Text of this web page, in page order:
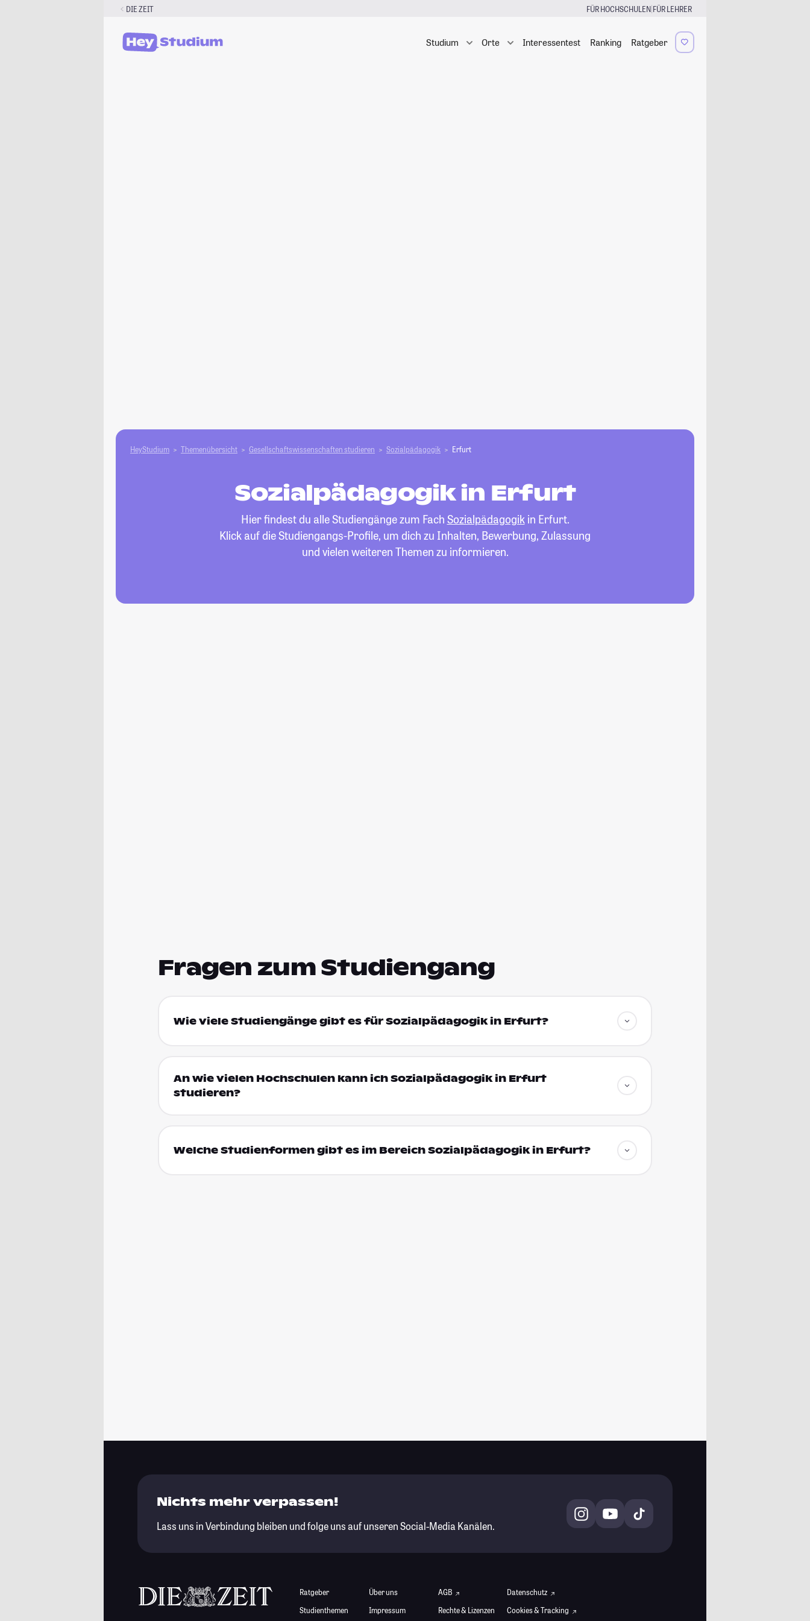
DIE ZEIT FÜR HOCHSCHULEN|FÜR LEHRER
Studium Orte Interessentest Ranking Ratgeber
HeyStudium Themenübersicht Gesellschafts­­wissenschaften studieren Sozialpädagogik Erfurt
Sozialpädagogik in Erfurt
Hier findest du alle Studiengänge zum Fach Sozialpädagogikin Erfurt.
Klick auf die Studiengangs-Profile, um dich zu Inhalten, Bewerbung, Zulassung
und vielen weiteren Themen zu informieren.
Fragen zum Studiengang
Wie viele Studiengänge gibt es für Sozialpädagogik in Erfurt?
An wie vielen Hochschulen kann ich Sozialpädagogik in Erfurt
studieren?
Welche Studienformen gibt es im Bereich Sozialpädagogik in Erfurt?
Nichts mehr verpassen!
Lass uns in Verbindung bleiben und folge uns auf unseren Social-Media Kanälen.
Ratgeber
Studienthemen
Über uns
Impressum
AGB
Rechte & Lizenzen
Datenschutz
Cookies & Tracking